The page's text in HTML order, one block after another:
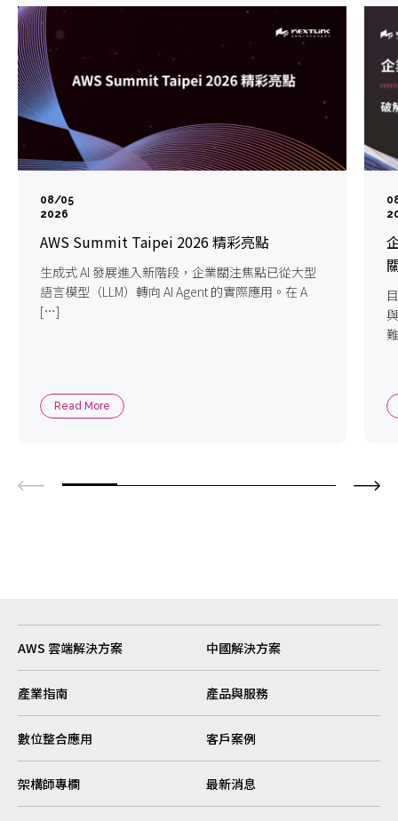
08/05
2026
AWS Summit Taipei 2026 精彩亮點
生成式 AI 發展進入新階段，企業關注焦點已從大型
語言模型（LLM）轉向 AI Agent 的實際應用。在 A
[…]
Read More
AWS 雲端解決方案 中國解決方案
產業指南 產品與服務
數位整合應用 客戶案例
架構師專欄 最新消息